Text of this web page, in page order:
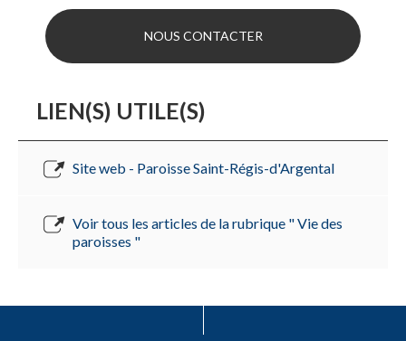
NOUS CONTACTER
LIEN(S) UTILE(S)
Site web - Paroisse Saint-Régis-d'Argental
Voir tous les articles de la rubrique " Vie des
paroisses "